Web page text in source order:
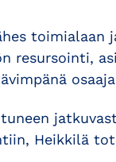
toimialaan
resursointi,
Heikkilä